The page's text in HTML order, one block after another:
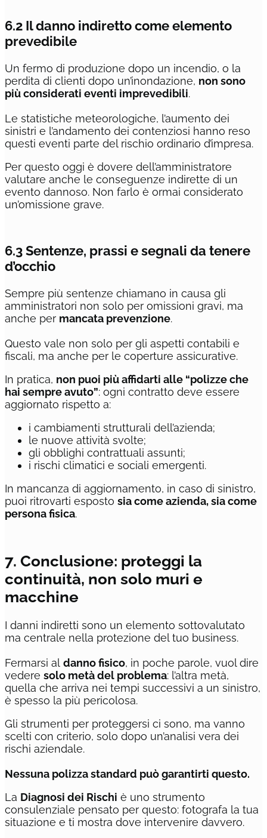
6.2 Il danno indiretto come elemento
prevedibile
Un fermo di produzione dopo un incendio, o la
perdita di clienti dopo un’inondazione, non sono
più considerati eventi imprevedibili.
Le statistiche meteorologiche, l’aumento dei
sinistri e l’andamento dei contenziosi hanno reso
questi eventi parte del rischio ordinario d’impresa.
Per questo oggi è dovere dell’amministratore
valutare anche le conseguenze indirette di un
evento dannoso. Non farlo è ormai considerato
un’omissione grave.
6.3 Sentenze, prassi e segnali da tenere
d’occhio
Sempre più sentenze chiamano in causa gli
amministratori non solo per omissioni gravi, ma
anche per mancata prevenzione.
Questo vale non solo per gli aspetti contabili e
fiscali, ma anche per le coperture assicurative.
In pratica, non puoi più affidarti alle “polizze che
hai sempre avuto”: ogni contratto deve essere
aggiornato rispetto a:
i cambiamenti strutturali dell’azienda;
le nuove attività svolte;
gli obblighi contrattuali assunti;
i rischi climatici e sociali emergenti.
In mancanza di aggiornamento, in caso di sinistro,
puoi ritrovarti esposto sia come azienda, sia come
persona fisica.
7. Conclusione: proteggi la
continuità, non solo muri e
macchine
I danni indiretti sono un elemento sottovalutato
ma centrale nella protezione del tuo business.
Fermarsi al danno fisico, in poche parole, vuol dire
vedere solo metà del problema: l’altra metà,
quella che arriva nei tempi successivi a un sinistro,
è spesso la più pericolosa.
Gli strumenti per proteggersi ci sono, ma vanno
scelti con criterio, solo dopo un’analisi vera dei
rischi aziendale.
Nessuna polizza standard può garantirti questo.
La Diagnosi dei Rischi è uno strumento
consulenziale pensato per questo: fotografa la tua
situazione e ti mostra dove intervenire davvero.